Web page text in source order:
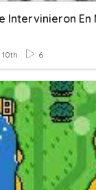
10th 6